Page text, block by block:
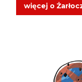
więcej o